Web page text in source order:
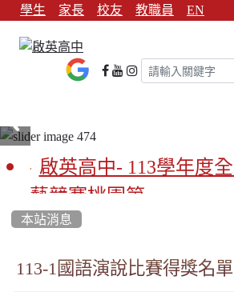
學生 家長 校友 教職員 EN
啟英高中- 113學年度
藝競賽桃園第一
啟英高中-113學年全國
藝競賽榮獲1支金手獎3
本站消息
113-1國語演說比賽得獎名單